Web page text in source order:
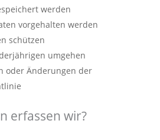
werden
vorgehalten werden
schützen
umgehen
oder Änderungen der
erfassen wir?